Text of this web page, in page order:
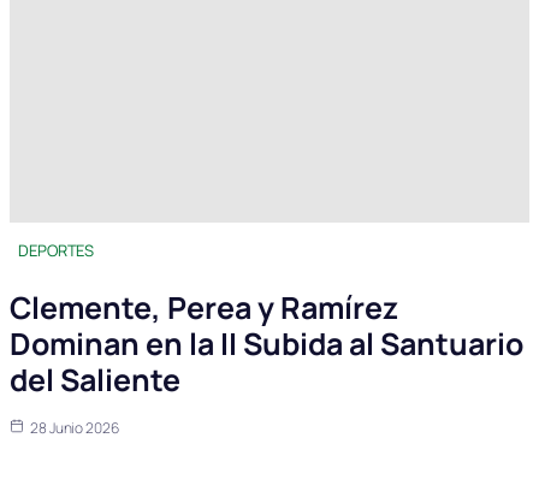
DEPORTES
Clemente, Perea y Ramírez
Dominan en la II Subida al Santuario
del Saliente
28 Junio 2026